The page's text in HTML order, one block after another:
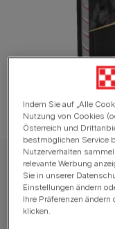
PRO PLAN Trockenfutter
PRO PLAN
Haut reich an
Indem Sie auf „Alle
Nutzung von Cookies
Österreich und
bestmöglichen Service
Nutzerverhalten
relevante Werbung
Sie in unserer
Einstellungen ändern
Ihre Präferenzen
klicken.